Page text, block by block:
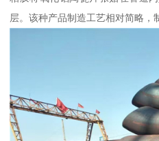
层。该种产品制造工艺相对简略，